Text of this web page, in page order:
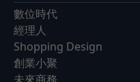
數位時代
經理人
Shopping Design
創業小聚